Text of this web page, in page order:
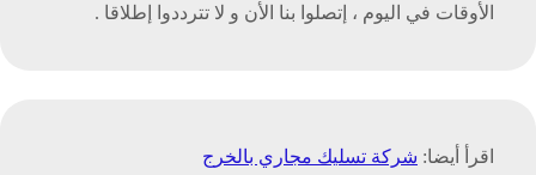
الأوقات في اليوم ، إتصلوا بنا الأن و لا تترددوا إطلاقا .
اقرأ أيضا: شركة تسليك مجاري بالخرج